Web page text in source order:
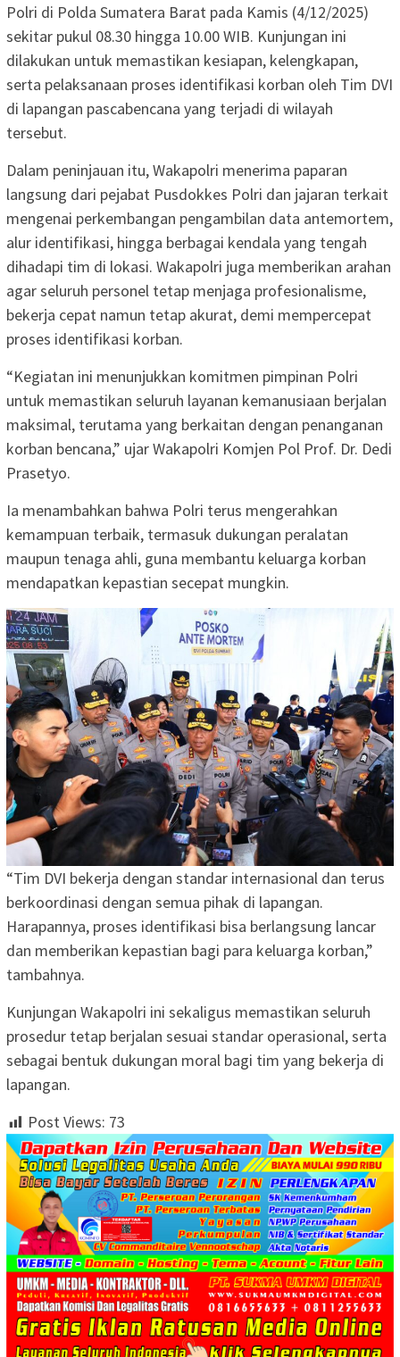
Polri di Polda Sumatera Barat pada Kamis (4/12/2025)
sekitar pukul 08.30 hingga 10.00 WIB. Kunjungan ini
dilakukan untuk memastikan kesiapan, kelengkapan,
serta pelaksanaan proses identifikasi korban oleh Tim DVI
di lapangan pascabencana yang terjadi di wilayah
tersebut.
Dalam peninjauan itu, Wakapolri menerima paparan
langsung dari pejabat Pusdokkes Polri dan jajaran terkait
mengenai perkembangan pengambilan data antemortem,
alur identifikasi, hingga berbagai kendala yang tengah
dihadapi tim di lokasi. Wakapolri juga memberikan arahan
agar seluruh personel tetap menjaga profesionalisme,
bekerja cepat namun tetap akurat, demi mempercepat
proses identifikasi korban.
“Kegiatan ini menunjukkan komitmen pimpinan Polri
untuk memastikan seluruh layanan kemanusiaan berjalan
maksimal, terutama yang berkaitan dengan penanganan
korban bencana,” ujar Wakapolri Komjen Pol Prof. Dr. Dedi
Prasetyo.
Ia menambahkan bahwa Polri terus mengerahkan
kemampuan terbaik, termasuk dukungan peralatan
maupun tenaga ahli, guna membantu keluarga korban
mendapatkan kepastian secepat mungkin.
“Tim DVI bekerja dengan standar internasional dan terus
berkoordinasi dengan semua pihak di lapangan.
Harapannya, proses identifikasi bisa berlangsung lancar
dan memberikan kepastian bagi para keluarga korban,”
tambahnya.
Kunjungan Wakapolri ini sekaligus memastikan seluruh
prosedur tetap berjalan sesuai standar operasional, serta
sebagai bentuk dukungan moral bagi tim yang bekerja di
lapangan.
Post Views: 73